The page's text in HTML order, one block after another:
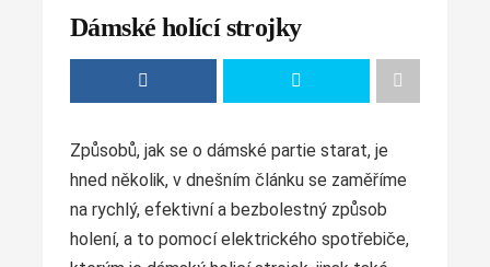
Dámské holící strojky
Způsobů, jak se o dámské partie starat, je
hned několik, v dnešním článku se zaměříme
na rychlý, efektivní a bezbolestný způsob
holení, a to pomocí elektrického spotřebiče,